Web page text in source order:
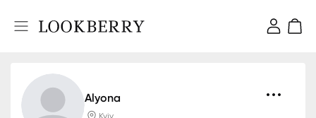
Alyona
Kyiv